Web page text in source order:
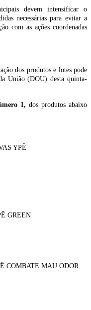
devem intensificar o
necessárias para evitar a
com as ações coordenadas
dos produtos e lotes pode
União (DOU) desta quinta-
1, dos produtos abaixo
YPÊ
GREEN
MAU ODOR